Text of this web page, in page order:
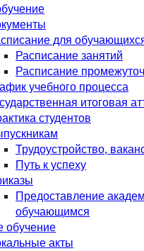
для
Расписание занятий
Расписание
учебного процесса
итоговая
студентов
Трудоустройство,
Путь к успеху
Предоставление
обучающимся
обучение
акты